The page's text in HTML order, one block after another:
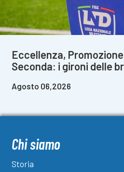
Eccellenza,
Seconda: i gironi delle
Agosto 06,2026
Chi siamo
Storia